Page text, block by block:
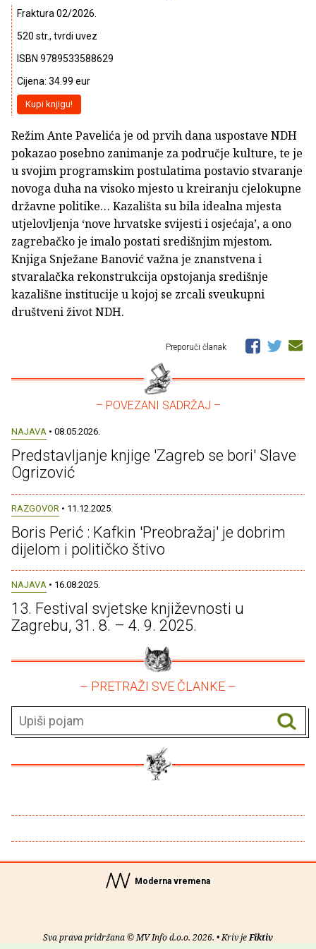
Fraktura 02/2026.
520 str., tvrdi uvez
ISBN 9789533588629
Cijena: 34.99 eur
Kupi knjigu!
Režim Ante Pavelića je od prvih dana uspostave NDH
pokazao posebno zanimanje za područje kulture, te je
u svojim programskim postulatima postavio stvaranje
novoga duha na visoko mjesto u kreiranju cjelokupne
državne politike… Kazališta su bila idealna mjesta
utjelovljenja ‘nove hrvatske svijesti i osjećaja’, a ono
zagrebačko je imalo postati središnjim mjestom.
Knjiga Snježane Banović važna je znanstvena i
stvaralačka rekonstrukcija opstojanja središnje
kazališne institucije u kojoj se zrcali sveukupni
društveni život NDH.
Preporuči članak
– POVEZANI SADRŽAJ –
NAJAVA • 08.05.2026.
Predstavljanje knjige 'Zagreb se bori' Slave
Ogrizović
RAZGOVOR • 11.12.2025.
Boris Perić : Kafkin 'Preobražaj' je dobrim
dijelom i političko štivo
NAJAVA • 16.08.2025.
13. Festival svjetske književnosti u
Zagrebu, 31. 8. – 4. 9. 2025.
– PRETRAŽI SVE ČLANKE –
Moderna vremena
Sva prava pridržana © MV Info d.o.o. 2026. • Kriv jeFiktiv